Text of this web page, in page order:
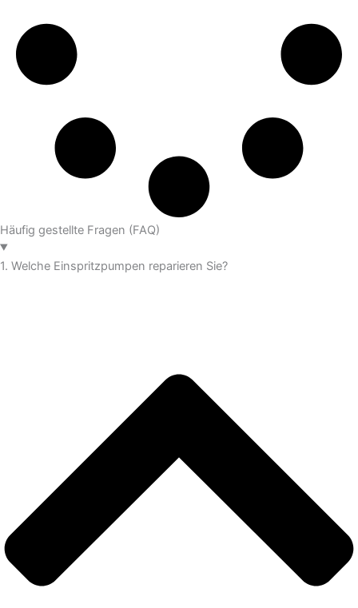
Häufig gestellte Fragen (FAQ)
1. Welche Einspritzpumpen reparieren Sie?